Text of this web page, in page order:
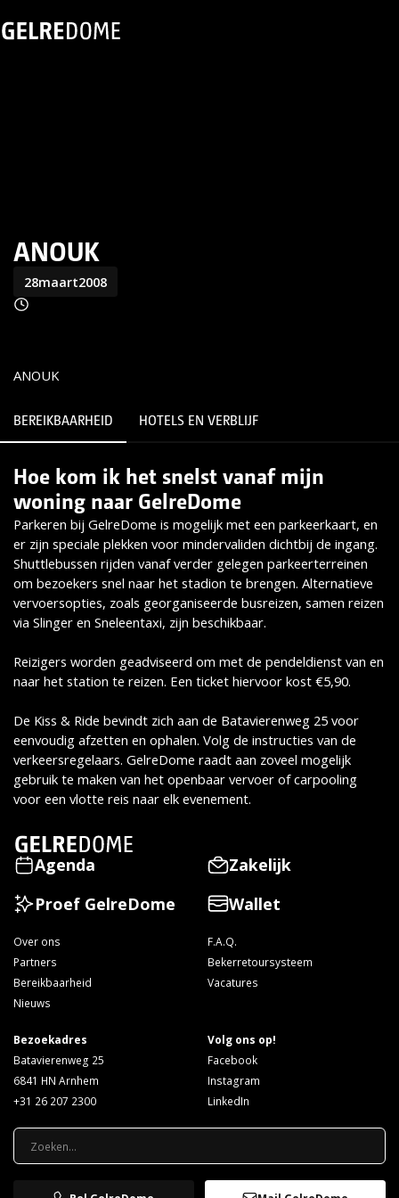
ANOUK
28maart2008
ANOUK
Lees meer
BEREIKBAARHEID HOTELS EN VERBLIJF
Hoe kom ik het snelst vanaf mijn
woning naar GelreDome
Parkeren bij GelreDome is mogelijk met een parkeerkaart, en
er zijn speciale plekken voor mindervaliden dichtbij de ingang.
Shuttlebussen rijden vanaf verder gelegen parkeerterreinen
om bezoekers snel naar het stadion te brengen. Alternatieve
vervoersopties, zoals georganiseerde busreizen, samen reizen
via Slinger en Sneleentaxi, zijn beschikbaar.
Reizigers worden geadviseerd om met de pendeldienst van en
naar het station te reizen. Een ticket hiervoor kost €5,90.
De Kiss & Ride bevindt zich aan de Batavierenweg 25 voor
eenvoudig afzetten en ophalen. Volg de instructies van de
verkeersregelaars. GelreDome raadt aan zoveel mogelijk
gebruik te maken van het openbaar vervoer of carpooling
voor een vlotte reis naar elk evenement.
Agenda
Zakelijk
Proef GelreDome
Wallet
Over ons
Partners
Bereikbaarheid
Nieuws
F.A.Q.
Bekerretoursysteem
Vacatures
Bezoekadres
Batavierenweg 25
6841 HN Arnhem
+31 26 207 2300
Volg ons op!
Facebook
Instagram
LinkedIn